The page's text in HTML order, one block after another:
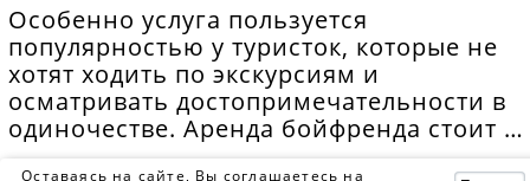
Особенно услуга пользуется
популярностью у туристок, которые не
хотят ходить по экскурсиям и
осматривать достопримечательности в
одиночестве. Аренда бойфренда стоит в
Оставаясь на сайте, Вы соглашаетесь на